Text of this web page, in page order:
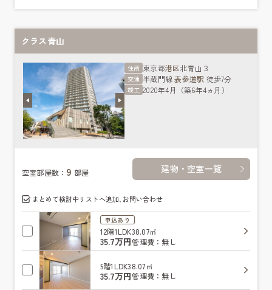
クラス青山
住所 東京都港区北青山３
交通 半蔵門線表参道駅 徒歩7分
竣工 2020年4月（築6年4ヵ月）
空室部屋数： 9 部屋 建物・空室一覧
まとめて検討中リストへ追加､お問い合わせ
申込あり
12階1LDK38.07㎡
35.7万円管理費：無し
5階1LDK38.07㎡
35.7万円管理費：無し